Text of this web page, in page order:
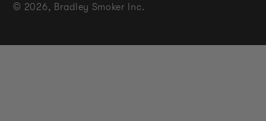
© 2026, Bradley Smoker Inc.